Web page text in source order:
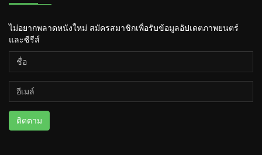
ไม่อยากพลาดหนังใหม่ สมัครสมาชิกเพื่อรับข้อมูลอัปเดตภาพยนตร์
และซีรีส์
ติดตาม